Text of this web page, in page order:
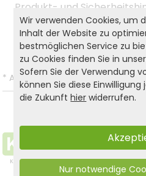
Produkt- und
Zurück zur Liste
* Alle Preise inkl. gesetzl. MwSt.
Wir verwenden Cookies, um
Inhalt der Website zu
bestmöglichen Service zu
zu Cookies finden Sie in
Sofern Sie der Verwendung
können Sie diese
die Zukunfthier widerrufen.
Nur notwendige